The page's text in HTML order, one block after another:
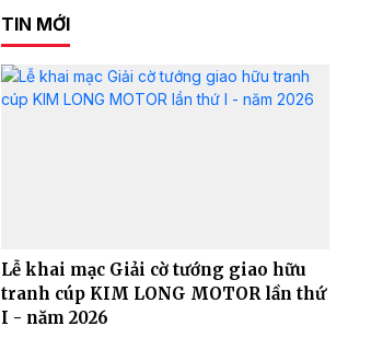
TIN MỚI
Lễ khai mạc Giải cờ tướng giao hữu
tranh cúp KIM LONG MOTOR lần thứ
I - năm 2026